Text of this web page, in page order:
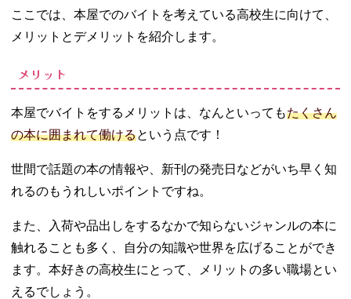
ここでは、本屋でのバイトを考えている高校生に向けて、
メリットとデメリットを紹介します。
メリット
本屋でバイトをするメリットは、なんといってもたくさん
の本に囲まれて働けるという点です！
世間で話題の本の情報や、新刊の発売日などがいち早く知
れるのもうれしいポイントですね。
また、入荷や品出しをするなかで知らないジャンルの本に
触れることも多く、自分の知識や世界を広げることができ
ます。本好きの高校生にとって、メリットの多い職場とい
えるでしょう。